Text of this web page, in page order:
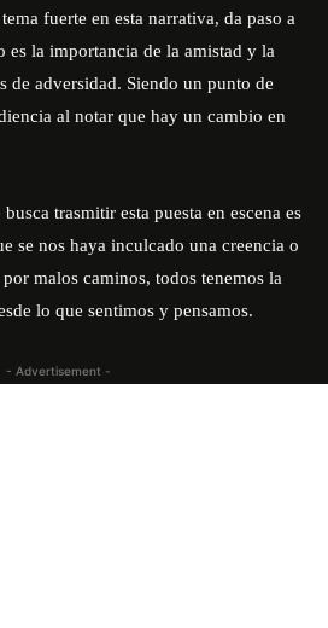
fuerte en esta narrativa, da paso a
es la importancia de la amistad y la
de adversidad. Siendo un punto de
al notar que hay un cambio en
trasmitir esta puesta en escena es
se nos haya inculcado una creencia o
malos caminos, todos tenemos la
lo que sentimos y pensamos.
- Advertisement -